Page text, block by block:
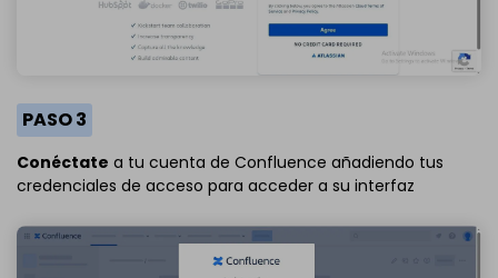
PASO 3
Conéctate a tu cuenta de Confluence añadiendo tus
credenciales de acceso para acceder a su interfaz